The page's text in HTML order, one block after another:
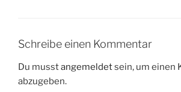
Schreibe einen Kommentar
Du musstangemeldetsein, um einen
abzugeben.